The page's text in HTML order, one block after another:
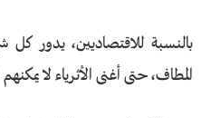
بالنسبة للاقتصاديين، يدور
المطاف، حتى أغنى الأثرياء لا